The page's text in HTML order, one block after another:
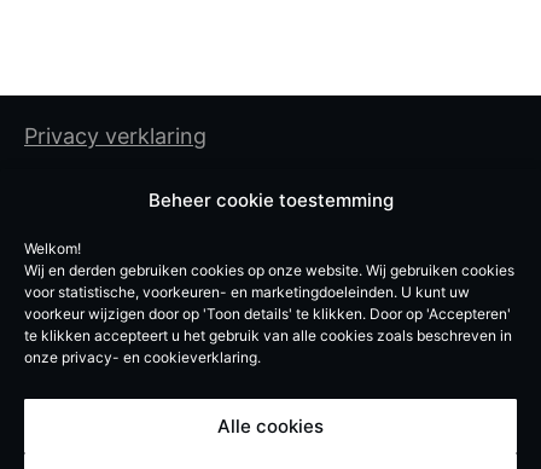
Beheer cookie toestemming
Welkom!
Wij en derden gebruiken cookies op onze website. Wij gebruiken cookies
voor statistische, voorkeuren- en marketingdoeleinden. U kunt uw
voorkeur wijzigen door op 'Toon details' te klikken. Door op 'Accepteren'
te klikken accepteert u het gebruik van alle cookies zoals beschreven in
onze privacy- en cookieverklaring.
Alle cookies
Privacy verklaring
De Experten BV
Vroegeinde 12, 2243 Pulle
info@de-experten.be
BE 0740619051
© De Experten – 2026